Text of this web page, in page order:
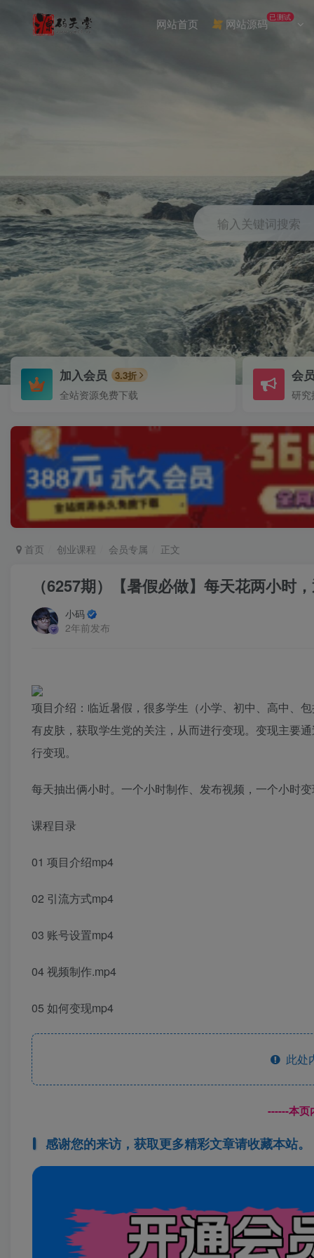
网站首页 网站源码已测试
输入关键词搜索
加入会员 3.3折
全站资源免费下载
会
研究
首页 创业课程 会员专属 正文
（6257期）【暑假必做】每天花两小时
小码
2年前发布
项目介绍：临近暑假，很多学生（小学、初中、高中、
有皮肤，获取学生党的关注，从而进行变现。变现主要
行变现。
每天抽出俩小时。一个小时制作、发布视频，一个小时
课程目录
01 项目介绍mp4
02 引流方式mp4
03 账号设置mp4
04 视频制作.mp4
05 如何变现mp4
此处
------本页
感谢您的来访，获取更多精彩文章请收藏本站。